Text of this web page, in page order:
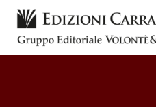
Salta
contenuto